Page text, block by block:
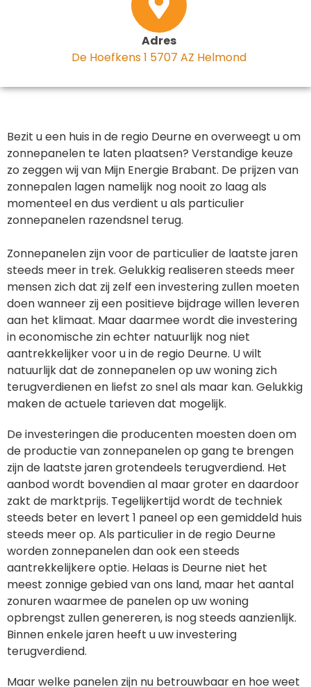
Adres
De Hoefkens 1 5707 AZ Helmond
Bezit u een huis in de regio Deurne en overweegt u om
zonnepanelen te laten plaatsen? Verstandige keuze
zo zeggen wij van Mijn Energie Brabant. De prijzen van
zonnepalen lagen namelijk nog nooit zo laag als
momenteel en dus verdient u als particulier
zonnepanelen razendsnel terug.
Zonnepanelen zijn voor de particulier de laatste jaren
steeds meer in trek. Gelukkig realiseren steeds meer
mensen zich dat zij zelf een investering zullen moeten
doen wanneer zij een positieve bijdrage willen leveren
aan het klimaat. Maar daarmee wordt die investering
in economische zin echter natuurlijk nog niet
aantrekkelijker voor u in de regio Deurne. U wilt
natuurlijk dat de zonnepanelen op uw woning zich
terugverdienen en liefst zo snel als maar kan. Gelukkig
maken de actuele tarieven dat mogelijk.
De investeringen die producenten moesten doen om
de productie van zonnepanelen op gang te brengen
zijn de laatste jaren grotendeels terugverdiend. Het
aanbod wordt bovendien al maar groter en daardoor
zakt de marktprijs. Tegelijkertijd wordt de techniek
steeds beter en levert 1 paneel op een gemiddeld huis
steeds meer op. Als particulier in de regio Deurne
worden zonnepanelen dan ook een steeds
aantrekkelijkere optie. Helaas is Deurne niet het
meest zonnige gebied van ons land, maar het aantal
zonuren waarmee de panelen op uw woning
opbrengst zullen genereren, is nog steeds aanzienlijk.
Binnen enkele jaren heeft u uw investering
terugverdiend.
Maar welke panelen zijn nu betrouwbaar en hoe weet